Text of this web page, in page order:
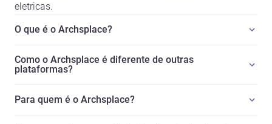
eletricas.
O que é o Archsplace?
Como o Archsplace é diferente de outras
plataformas?
Para quem é o Archsplace?